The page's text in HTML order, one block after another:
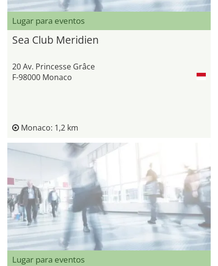
Lugar para eventos
Sea Club Meridien
20 Av. Princesse Grâce
F-98000 Monaco
Monaco: 1,2 km
Lugar para eventos